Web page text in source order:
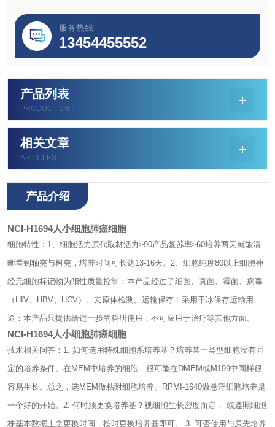
服务热线
13454455552
产品列表
PRODUCT LIST
相关文章
ARTICLES
产品介绍
NCI-H1694人小细胞肺癌细胞
细胞特性： 1、细胞活力 原代取材活力≥90产品复苏率≥60培养两天就能清
晰看到轴突与树突，培养时间可长达13-16天。 2、细胞纯度80以上细胞神
经元细胞标记物为阳性质量控制： 本产品经过了细菌、真菌、霉菌、病毒
（HIV、HBV、HCV）、支原体检测。 运输保存： 采用干冰保存运输用
途： 本产品只提供给进一步的科研使用，不可应用于治疗等其他方面。
NCI-H1694人小细胞肺癌细胞
技术相关问答： 1. 如何选用特殊细胞系培养基？培养某一类型细胞没有固
定的培养条件。在MEM中培养的细胞，很可能在DMEM或M199中同样很
容易生长。总之，选MEM做粘附细胞培养、RPMI-1640做悬浮细胞培养是
一个好的开始。2. 何时须更换培养基？视细胞生长密度而定， 或遵照细胞
株基本数据上之更换时间，按时更换培养基即可。 3. 可否使用与原先培养